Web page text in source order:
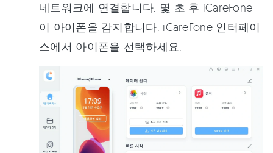
네트워크에 연결합니다. 몇 초 후 iCareFone
이 아이폰을 감지합니다. iCareFone 인터페이
스에서 아이폰을 선택하세요.